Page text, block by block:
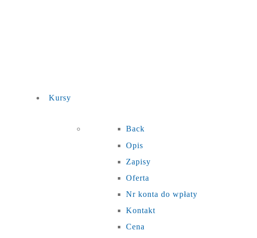
Kursy
Back
Opis
Zapisy
Oferta
Nr konta do wpłaty
Kontakt
Cena